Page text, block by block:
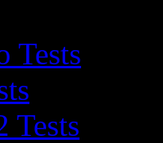
Tests
Tests